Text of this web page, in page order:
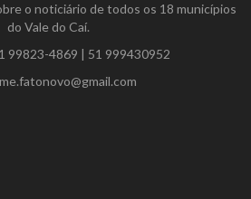
o noticiário de todos os 18 municípios
do Vale do Caí.
99823-4869 | 51 999430952